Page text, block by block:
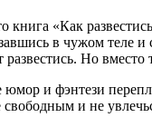
книга «Как
в чужом теле
Но
и фэнтези
и не